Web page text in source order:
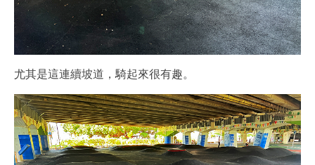
尤其是這連續坡道，騎起來很有趣。